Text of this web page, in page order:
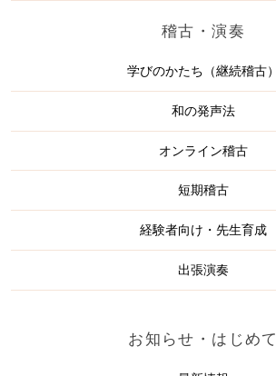
稽古・演奏
学びのかたち（継続稽古）
和の発声法
オンライン稽古
短期稽古
経験者向け・先生育成
出張演奏
お知らせ・はじめて